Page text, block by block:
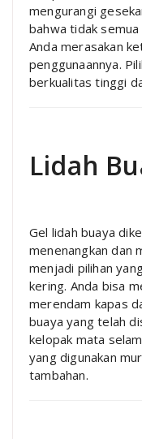
mengurangi
bahwa tidak semua
Anda merasakan
penggunaannya.
berkualitas tinggi
Lidah
Gel lidah buaya
menenangkan dan
menjadi pilihan
kering. Anda bisa
merendam kapas
buaya yang telah
kelopak mata
yang digunakan
tambahan.